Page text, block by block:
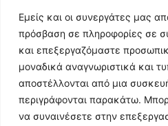
Εμείς και οι συνεργάτες μας
πρόσβαση σε πληροφορίες σε
και επεξεργαζόμαστε
μοναδικά αναγνωριστικά και
αποστέλλονται από μια
περιγράφονται παρακάτω.
να συναινέσετε στην